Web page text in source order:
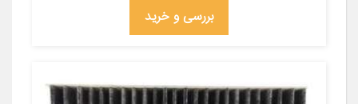
بررسی و خرید